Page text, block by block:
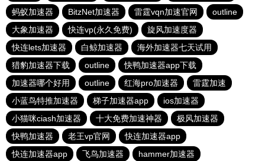
蚂蚁加速器
BitzNet加速器 雷霆vqn加速官网
outline
大象加速器
快连vp(永久免费)
旋风加速度器
快连lets加速器
白鲸加速器
海外加速器七天试用
猎豹加速器下载
outline
快鸭加速器app下载
加速器哪个好用
outline 红海pro加速器
雷霆加速
小蓝鸟特推加速器
梯子加速器app
ios加速器
小猫咪ciash加速器
十大免费加速神器
极风加速器
快鸭加速器
老王vp官网
快连加速器app
快连加速器app
飞鸟加速器 hammer加速器